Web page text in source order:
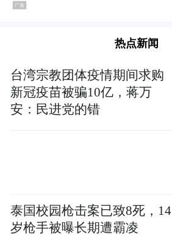
热点新闻
台湾宗教团体疫情期间求购
新冠疫苗被骗10亿，蒋万
安：民进党的错
泰国校园枪击案已致8死，14
岁枪手被曝长期遭霸凌